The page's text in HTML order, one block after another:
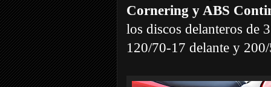
Cornering y ABS
los discos delanteros de
120/70-17 delante y